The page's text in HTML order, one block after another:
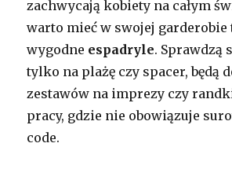
zachwycają kobiety na całym
warto mieć w swojej garderobie
wygodne espadryle. Sprawdzą
tylko na plażę czy spacer, będą
zestawów na imprezy czy
pracy, gdzie nie obowiązuje
code.